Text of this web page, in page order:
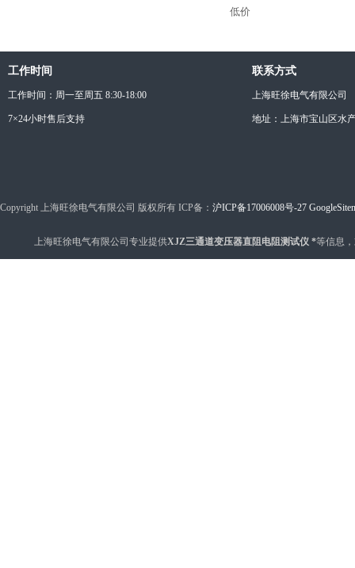
低价
工作时间
工作时间：周一至周五 8:30-18:00
7×24小时售后支持
联系方式
上海旺徐电气有限公司
地址：上海市宝山区水
Copyright 上海旺徐电气有限公司 版权所有 ICP备： 沪ICP备17006008号-27
上海旺徐电气有限公司专业提供XJZ三通道变压器直阻电阻测试仪 *等信息